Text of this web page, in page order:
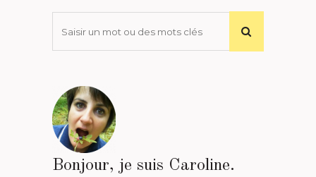
Bonjour, je suis Caroline.